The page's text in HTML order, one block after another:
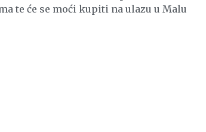
te će se moći kupiti na ulazu u Malu